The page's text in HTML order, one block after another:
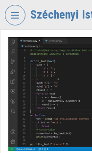
Fejléc kihagyása
Széchenyi
VIDEOTORIUM
SZÉCHENYI
ISTVÁN
EGYETEM
Intézményi kezdőlap
Bejelentkezés